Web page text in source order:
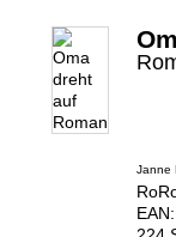
Janne